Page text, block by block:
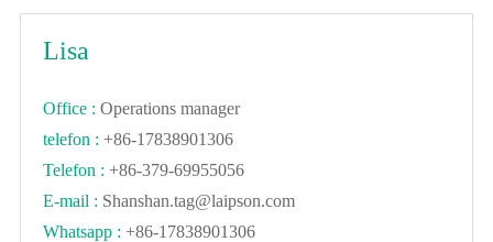
Lisa
Office : Operations manager
telefon : +86-17838901306
Telefon : +86-379-69955056
E-mail : Shanshan.tag@laipson.com
Whatsapp : +86-17838901306